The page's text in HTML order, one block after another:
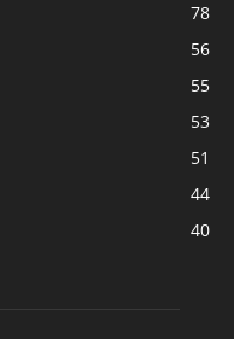
78
56
55
53
51
44
40